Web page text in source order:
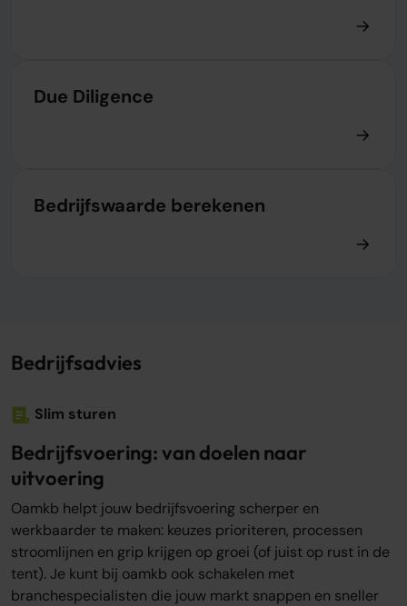
Due Diligence
Bedrijfswaarde berekenen
Bedrijfsadvies
Slim sturen
Bedrijfsvoering: van doelen naar
uitvoering
Oamkb helpt jouw bedrijfsvoering scherper en
werkbaarder te maken: keuzes prioriteren, processen
stroomlijnen en grip krijgen op groei (of juist op rust in de
tent). Je kunt bij oamkb ook schakelen met
branchespecialisten die jouw markt snappen en sneller